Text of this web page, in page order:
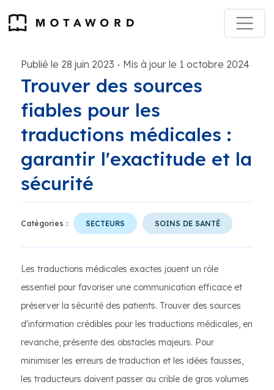
Publié le 28 juin 2023 - Mis à jour le 1 octobre 2024
Trouver des sources
fiables pour les
traductions médicales :
garantir l'exactitude et la
sécurité
Catégories : SECTEURS SOINS DE SANTÉ
Les traductions médicales exactes jouent un rôle
essentiel pour favoriser une communication efficace et
préserver la sécurité des patients. Trouver des sources
d'information crédibles pour les traductions médicales, en
revanche, présente des obstacles majeurs. Pour
minimiser les erreurs de traduction et les idées fausses,
les traducteurs doivent passer au crible de gros volumes